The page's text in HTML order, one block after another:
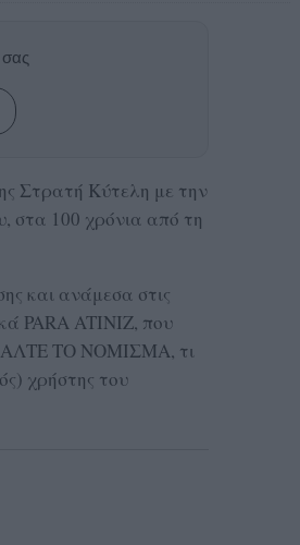
σας
Στρατή Κύτελη με την
στα 100 χρόνια από τη
και ανάμεσα στις
PARA ATINIZ, που
ΒΑΛΤΕ ΤΟ ΝΟΜΙΣΜΑ, τι
χρήστης του